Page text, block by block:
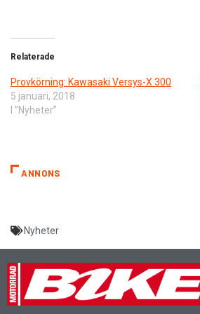
Relaterade
Provkörning: Kawasaki Versys-X 300
5 januari, 2018
I ”Nyheter”
ANNONS
Nyheter